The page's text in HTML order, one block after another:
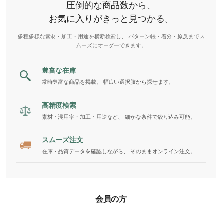
圧倒的な商品数から、
お気に入りがきっと見つかる。
多種多様な素材・加工・用途を横断検索し、 パターン帳・着分・原反までス
ムーズにオーダーできます。
豊富な在庫
常時豊富な商品を掲載。 幅広い選択肢から探せます。
高精度検索
素材・混用率・加工・用途など、 細かな条件で絞り込み可能。
スムーズ注文
在庫・品質データを確認しながら、 そのままオンライン注文。
会員の方